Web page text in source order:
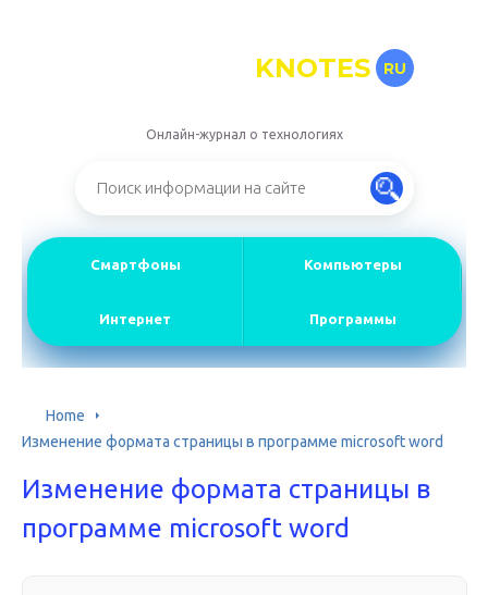
KNOTES RU
Онлайн-журнал о технологиях
Смартфоны Компьютеры
Интернет Программы
Home
Изменение формата страницы в программе microsoft word
Изменение формата страницы в
программе microsoft word